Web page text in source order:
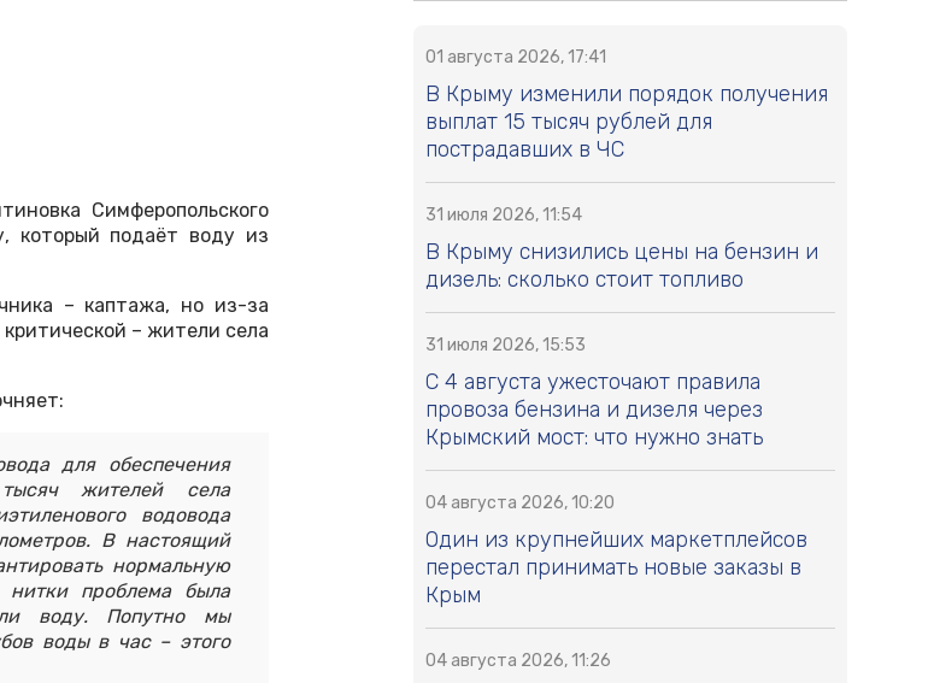
Симферопольского
который подаёт воду из
– каптажа, но из-за
– жители села
для обеспечения
жителей села
водовода
В настоящий
нормальную
проблема была
воду. Попутно мы
воды в час – этого
01 августа 2026, 17:41
В Крыму изменили порядок получения
выплат 15 тысяч рублей для
пострадавших в ЧС
31 июля 2026, 11:54
В Крыму снизились цены на бензин и
дизель: сколько стоит топливо
31 июля 2026, 15:53
С 4 августа ужесточают правила
провоза бензина и дизеля через
Крымский мост: что нужно знать
04 августа 2026, 10:20
Один из крупнейших маркетплейсов
перестал принимать новые заказы в
Крым
04 августа 2026, 11:26